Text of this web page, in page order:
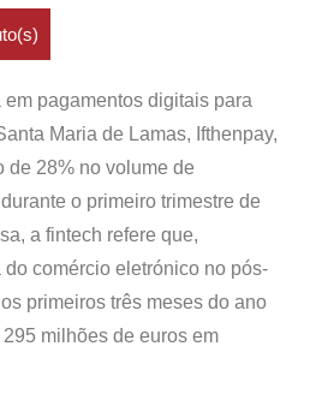
pagamentos digitais para
Maria de Lamas, Ifthenpay,
de 28% no volume de
o primeiro trimestre de
a fintech refere que,
comércio eletrónico no pós-
primeiros três meses do ano
milhões de euros em